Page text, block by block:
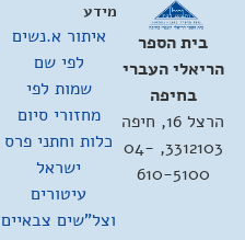
בית הספר
הריאלי העברי
בחיפה
הרצל 16, חיפה
3312103, 04-
610-5100
מידע
איתור א.נשים
לפי שם
שמות לפי
מחזורי סיום
כלות וחתני פרס
ישראל
עיטורים
וצל"שים צבאיים